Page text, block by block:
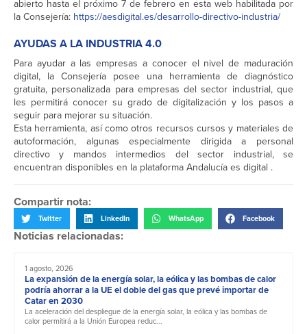
abierto hasta el próximo 7 de febrero en esta web habilitada por
la Consejería: https://aesdigital.es/desarrollo-directivo-industria/
AYUDAS A LA INDUSTRIA 4.0
Para ayudar a las empresas a conocer el nivel de maduración
digital, la Consejería posee una herramienta de diagnóstico
gratuita, personalizada para empresas del sector industrial, que
les permitirá conocer su grado de digitalización y los pasos a
seguir para mejorar su situación.
Esta herramienta, así como otros recursos cursos y materiales de
autoformación, algunas especialmente dirigida a personal
directivo y mandos intermedios del sector industrial, se
encuentran disponibles en la plataforma Andalucía es digital .
Compartir nota:
Twitter LinkedIn WhatsApp Facebook
Noticias relacionadas:
1 agosto, 2026
La expansión de la energía solar, la eólica y las bombas de calor
podría ahorrar a la UE el doble del gas que prevé importar de
Catar en 2030
La aceleración del despliegue de la energía solar, la eólica y las bombas de
calor permitirá a la Unión Europea reduc...